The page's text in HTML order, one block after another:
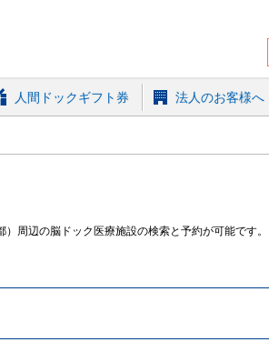
人間ドックギフト券 法人のお客様へ
周辺の脳ドック医療施設の検索と予約が可能です。